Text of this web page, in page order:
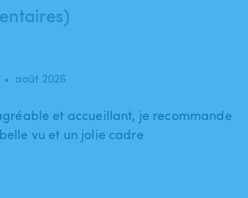
• août 2026
et accueillant, je recommande
vu et un jolie cadre